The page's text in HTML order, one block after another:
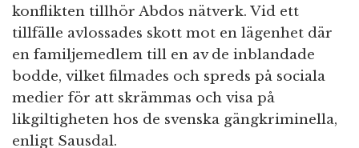
konflikten tillhör Abdos nätverk. Vid ett
tillfälle avlossades skott mot en lägenhet där
en familjemedlem till en av de inblandade
bodde, vilket filmades och spreds på sociala
medier för att skrämmas och visa på
likgiltigheten hos de svenska gängkriminella,
enligt Sausdal.